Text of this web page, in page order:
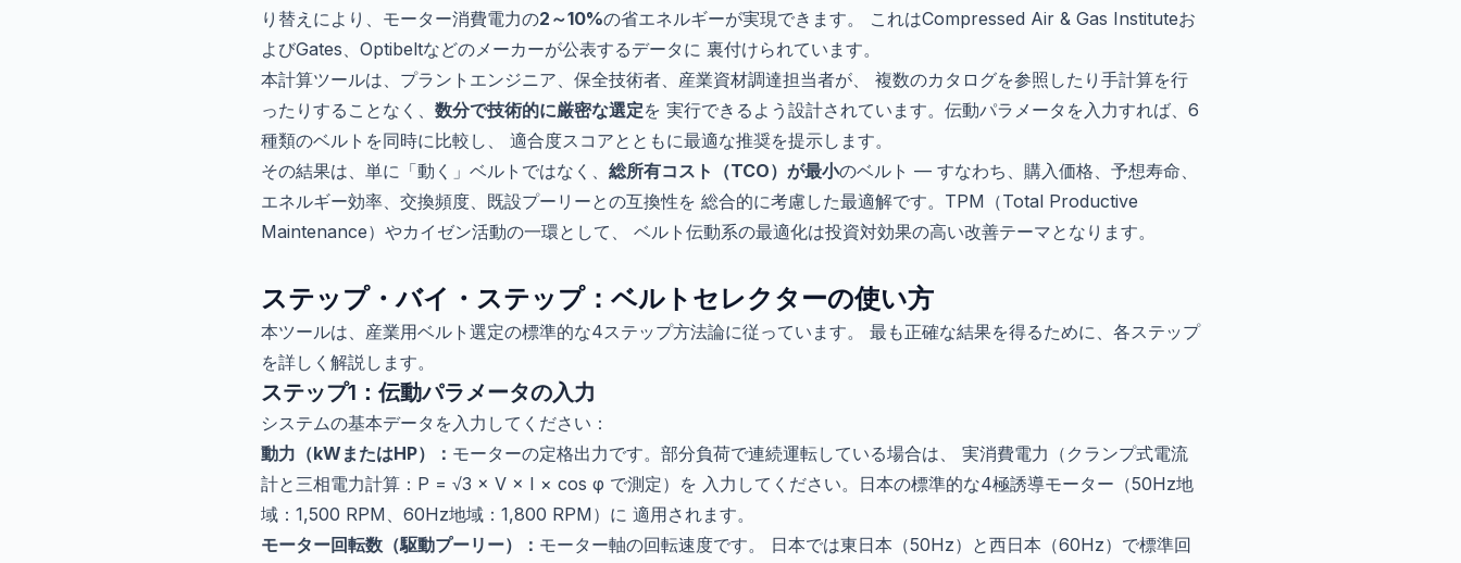
り替えにより、モーター消費電力の2～10%の省エネルギーが実現できます。 これはCompressed Air & Gas Instituteお
よびGates、Optibeltなどのメーカーが公表するデータに 裏付けられています。
本計算ツールは、プラントエンジニア、保全技術者、産業資材調達担当者が、 複数のカタログを参照したり手計算を行
ったりすることなく、 数分で技術的に厳密な選定を 実行できるよう設計されています。伝動パラメータを入力すれば、6
種類のベルトを同時に比較し、 適合度スコアとともに最適な推奨を提示します。
その結果は、単に「動く」ベルトではなく、 総所有コスト（TCO）が最小のベルト — すなわち、購入価格、予想寿命、
エネルギー効率、交換頻度、既設プーリーとの互換性を 総合的に考慮した最適解です。TPM（Total Productive
Maintenance）やカイゼン活動の一環として、 ベルト伝動系の最適化は投資対効果の高い改善テーマとなります。
ステップ・バイ・ステップ：ベルトセレクターの使い方
本ツールは、産業用ベルト選定の標準的な4ステップ方法論に従っています。 最も正確な結果を得るために、各ステップ
を詳しく解説します。
ステップ1：伝動パラメータの入力
システムの基本データを入力してください：
動力（kWまたはHP）： モーターの定格出力です。部分負荷で連続運転している場合は、 実消費電力（クランプ式電流
計と三相電力計算：P = √3 × V × I × cos φ で測定）を 入力してください。日本の標準的な4極誘導モーター（50Hz地
域：1,500 RPM、60Hz地域：1,800 RPM）に 適用されます。
モーター回転数（駆動プーリー）： モーター軸の回転速度です。 日本では東日本（50Hz）と西日本（60Hz）で標準回